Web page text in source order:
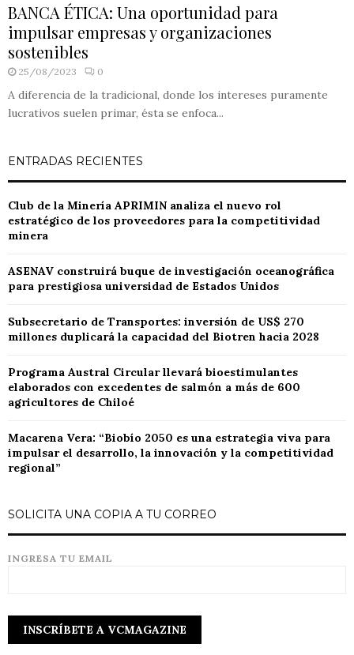
BANCA ÉTICA: Una oportunidad para
impulsar empresas y organizaciones
sostenibles
25/08/2023 0
A diferencia de la tradicional, donde los intereses puramente
lucrativos suelen primar, ésta se enfoca...
ENTRADAS RECIENTES
Club de la Minería APRIMIN analiza el nuevo rol
estratégico de los proveedores para la competitividad
minera
ASENAV construirá buque de investigación oceanográfica
para prestigiosa universidad de Estados Unidos
Subsecretario de Transportes: inversión de US$ 270
millones duplicará la capacidad del Biotren hacia 2028
Programa Austral Circular llevará bioestimulantes
elaborados con excedentes de salmón a más de 600
agricultores de Chiloé
Macarena Vera: “Biobío 2050 es una estrategia viva para
impulsar el desarrollo, la innovación y la competitividad
regional”
SOLICITA UNA COPIA A TU CORREO
INGRESA TU EMAIL